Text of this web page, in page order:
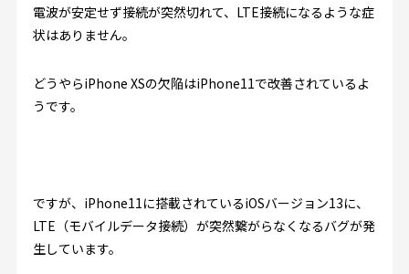
電波が安定せず接続が突然切れて、LTE接続になるような症
状はありません。
どうやらiPhone XSの欠陥はiPhone11で改善されているよ
うです。
ですが、iPhone11に搭載されているiOSバージョン13に、
LTE（モバイルデータ接続）が突然繋がらなくなるバグが発
生しています。